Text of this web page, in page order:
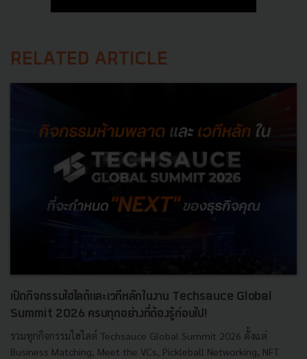
RELATED ARTICLE
เปิดกิจกรรมไฮไลต์และเวทีหลักในงาน Techsauce Global
Summit 2026 ครบทุกอย่างที่ต้องรู้ก่อนไป!
รวมทุกกิจกรรมไฮไลต์ Techsauce Global Summit 2026 ตั้งแต่
Business Matching, Meet the VCs, Pickleball Networking, NFT